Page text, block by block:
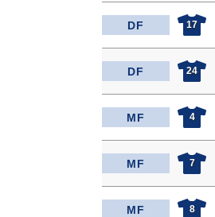
DF 17
DF 24
MF 4
MF 7
MF 8